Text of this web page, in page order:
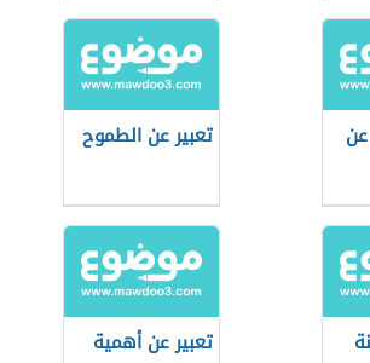
تعبير عن الطموح
تعبير عن أهمية